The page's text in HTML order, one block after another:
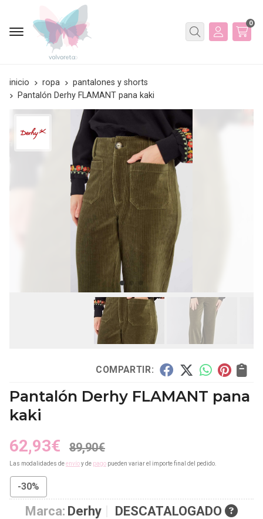
Buscar
0
inicio ropa
pantalones y shorts
Pantalón Derhy FLAMANT pana kaki
COMPARTIR:
Pantalón Derhy FLAMANT pana
kaki
62,93€ 89,90€
Las modalidades deenvíoy de pago pueden variar el importe final del pedido.
-30%
Marca: Derhy DESCATALOGADO